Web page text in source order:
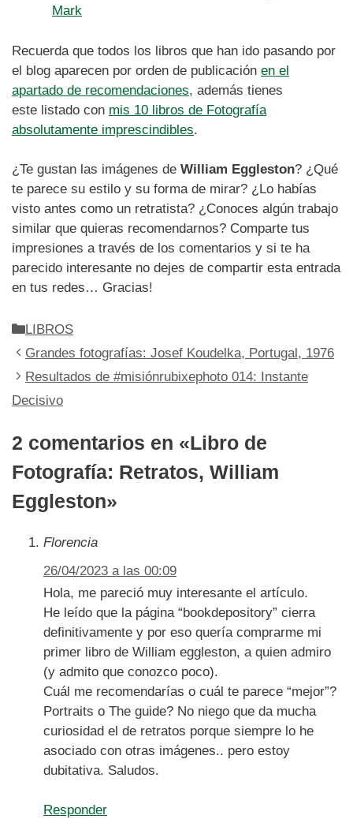
Mark
Recuerda que todos los libros que han ido pasando por
el blog aparecen por orden de publicación en el
apartado de recomendaciones, además tienes
este listado con mis 10 libros de Fotografía
absolutamente imprescindibles.
¿Te gustan las imágenes de William Eggleston? ¿Qué
te parece su estilo y su forma de mirar? ¿Lo habías
visto antes como un retratista? ¿Conoces algún trabajo
similar que quieras recomendarnos? Comparte tus
impresiones a través de los comentarios y si te ha
parecido interesante no dejes de compartir esta entrada
en tus redes… Gracias!
Categorías
LIBROS
Grandes fotografías: Josef Koudelka, Portugal, 1976
Resultados de #misiónrubixephoto 014: Instante
Decisivo
2 comentarios en «Libro de
Fotografía: Retratos, William
Eggleston»
Florencia
26/04/2023 a las 00:09
Hola, me pareció muy interesante el artículo.
He leído que la página “bookdepository” cierra
definitivamente y por eso quería comprarme mi
primer libro de William eggleston, a quien admiro
(y admito que conozco poco).
Cuál me recomendarías o cuál te parece “mejor”?
Portraits o The guide? No niego que da mucha
curiosidad el de retratos porque siempre lo he
asociado con otras imágenes.. pero estoy
dubitativa. Saludos.
Responder